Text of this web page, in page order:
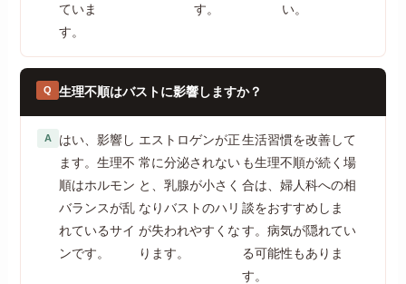
ていま
す。
す。
い。
Q 生理不順はバストに影響しますか？
A
はい、影響し
ます。生理不
順はホルモン
バランスが乱
れているサイ
ンです。
エストロゲンが正
常に分泌されない
と、乳腺が小さく
なりバストのハリ
が失われやすくな
ります。
生活習慣を改善して
も生理不順が続く場
合は、婦人科への相
談をおすすめしま
す。病気が隠れてい
る可能性もありま
す。